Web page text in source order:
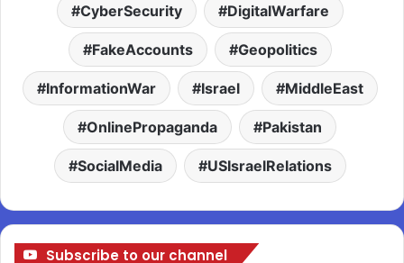
CyberSecurity DigitalWarfare
FakeAccounts Geopolitics
InformationWar Israel MiddleEast
OnlinePropaganda Pakistan
SocialMedia USIsraelRelations
Subscribe to our channel